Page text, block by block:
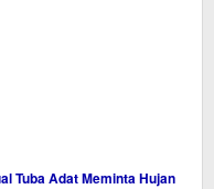
Tuba Adat Meminta Hujan